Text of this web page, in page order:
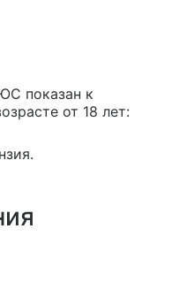
показан к
от 18 лет: